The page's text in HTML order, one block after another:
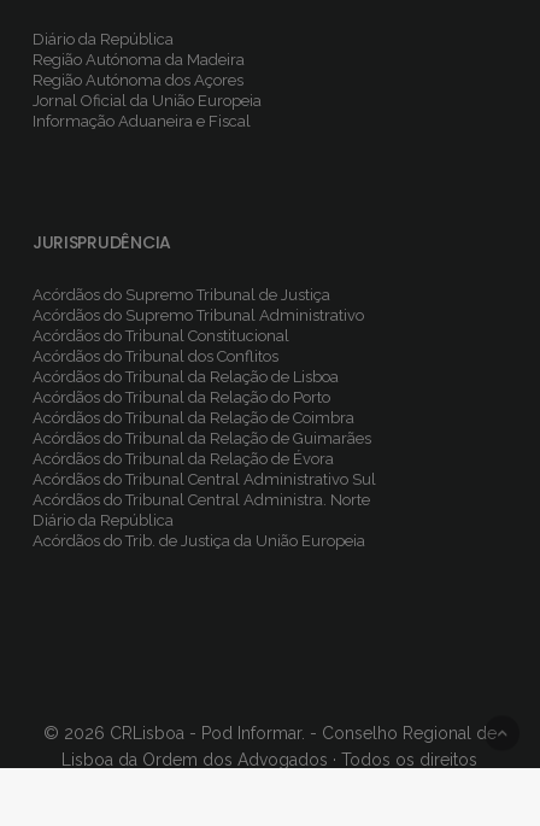
Diário da República
Região Autónoma da Madeira
Região Autónoma dos Açores
Jornal Oficial da União Europeia
Informação Aduaneira e Fiscal
JURISPRUDÊNCIA
Acórdãos do Supremo Tribunal de Justiça
Acórdãos do Supremo Tribunal Administrativo
Acórdãos do Tribunal Constitucional
Acórdãos do Tribunal dos Conflitos
Acórdãos do Tribunal da Relação de Lisboa
Acórdãos do Tribunal da Relação do Porto
Acórdãos do Tribunal da Relação de Coimbra
Acórdãos do Tribunal da Relação de Guimarães
Acórdãos do Tribunal da Relação de Évora
Acórdãos do Tribunal Central Administrativo Sul
Acórdãos do Tribunal Central Administra. Norte
Diário da República
Acórdãos do Trib. de Justiça da União Europeia
© 2026 CRLisboa - Pod Informar. - Conselho Regional de
Lisboa da Ordem dos Advogados · Todos os direitos